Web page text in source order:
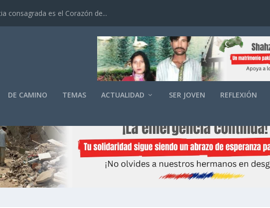
consagrada es el Corazón de...
DE CAMINO TEMAS ACTUALIDAD SER JOVEN REFLEXIÓN